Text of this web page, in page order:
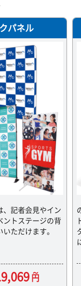
パネル
、記者会見やイン
ントステージの背
ただけます。
円